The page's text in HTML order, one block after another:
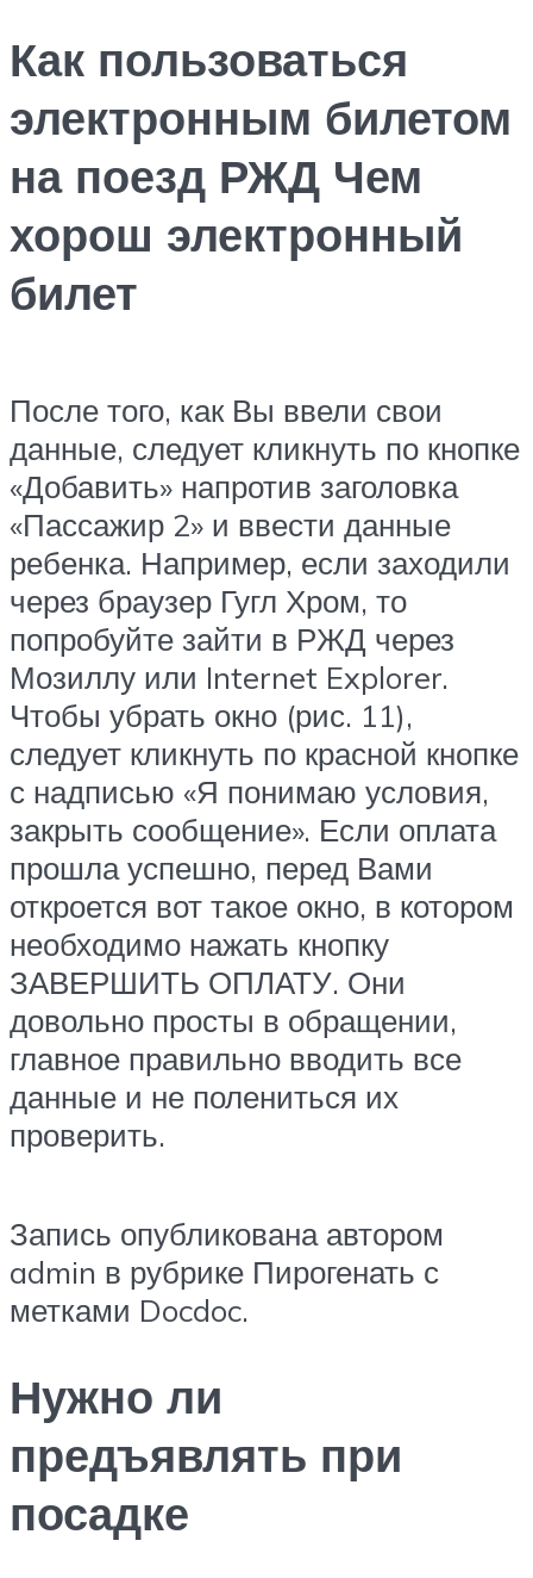
Как пользоваться
электронным билетом
на поезд РЖД Чем
хорош электронный
билет
После того, как Вы ввели свои
данные, следует кликнуть по кнопке
«Добавить» напротив заголовка
«Пассажир 2» и ввести данные
ребенка. Например, если заходили
через браузер Гугл Хром, то
попробуйте зайти в РЖД через
Мозиллу или Internet Explorer.
Чтобы убрать окно (рис. 11),
следует кликнуть по красной кнопке
с надписью «Я понимаю условия,
закрыть сообщение». Если оплата
прошла успешно, перед Вами
откроется вот такое окно, в котором
необходимо нажать кнопку
ЗАВЕРШИТЬ ОПЛАТУ. Они
довольно просты в обращении,
главное правильно вводить все
данные и не полениться их
проверить.
Запись опубликована автором
admin в рубрике Пирогенать с
метками Docdoc.
Нужно ли
предъявлять при
посадке